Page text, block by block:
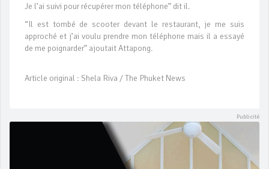
Je l’ai suivi pour récupérer mon téléphone” dit il.
“Il est tombé de scooter devant le restaurant, je me suis
approché et j’ai voulu prendre mon téléphone mais il a essayé
de me poignarder” ajoutait Attapong.
Article original : Shela Riva / The Phuket News